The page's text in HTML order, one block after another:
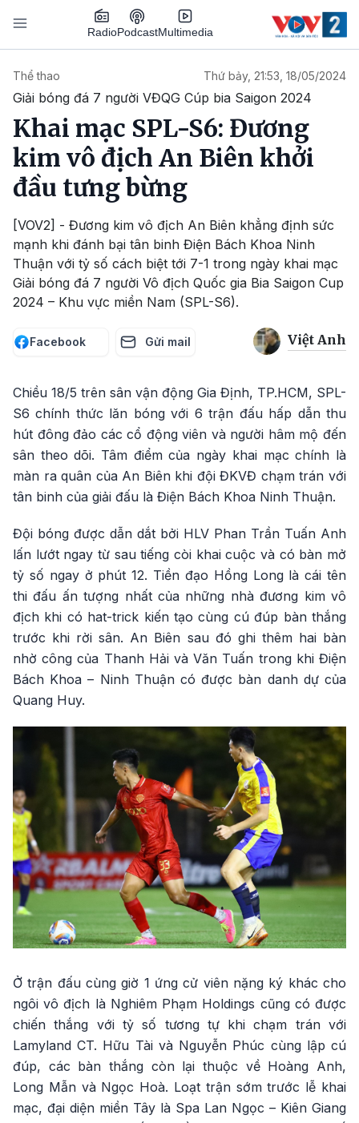
Nhảy đến nội dung
RadioPodcastMultimedia
Thể thao Thứ bảy, 21:53, 18/05/2024
Giải bóng đá 7 người VĐQG Cúp bia Saigon 2024
Khai mạc SPL-S6: Đương
kim vô địch An Biên khởi
đầu tưng bừng
[VOV2] - Đương kim vô địch An Biên khẳng định sức
mạnh khi đánh bại tân binh Điện Bách Khoa Ninh
Thuận với tỷ số cách biệt tới 7-1 trong ngày khai mạc
Giải bóng đá 7 người Vô địch Quốc gia Bia Saigon Cup
2024 – Khu vực miền Nam (SPL-S6).
Facebook Gửi mail Việt Anh
Chiều 18/5 trên sân vận động Gia Định, TP.HCM, SPL-
S6 chính thức lăn bóng với 6 trận đấu hấp dẫn thu
hút đông đảo các cổ động viên và người hâm mộ đến
sân theo dõi. Tâm điểm của ngày khai mạc chính là
màn ra quân của An Biên khi đội ĐKVĐ chạm trán với
tân binh của giải đấu là Điện Bách Khoa Ninh Thuận.
Đội bóng được dẫn dắt bởi HLV Phan Trần Tuấn Anh
lấn lướt ngay từ sau tiếng còi khai cuộc và có bàn mở
tỷ số ngay ở phút 12. Tiền đạo Hồng Long là cái tên
thi đấu ấn tượng nhất của những nhà đương kim vô
địch khi có hat-trick kiến tạo cùng cú đúp bàn thắng
trước khi rời sân. An Biên sau đó ghi thêm hai bàn
nhờ công của Thanh Hải và Văn Tuấn trong khi Điện
Bách Khoa – Ninh Thuận có được bàn danh dự của
Quang Huy.
Ở trận đấu cùng giờ 1 ứng cử viên nặng ký khác cho
ngôi vô địch là Nghiêm Phạm Holdings cũng có được
chiến thắng với tỷ số tương tự khi chạm trán với
Lamyland CT. Hữu Tài và Nguyễn Phúc cùng lập cú
đúp, các bàn thắng còn lại thuộc về Hoàng Anh,
Long Mẫn và Ngọc Hoà. Loạt trận sớm trước lễ khai
mạc, đại diện miền Tây là Spa Lan Ngọc – Kiên Giang